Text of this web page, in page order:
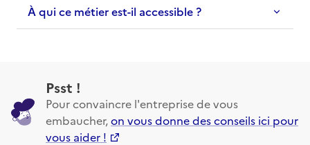
À qui ce métier est-il accessible ?
Psst !
Pour convaincre l'entreprise de vous
embaucher,on vous donne des conseils ici pour
vous aider !